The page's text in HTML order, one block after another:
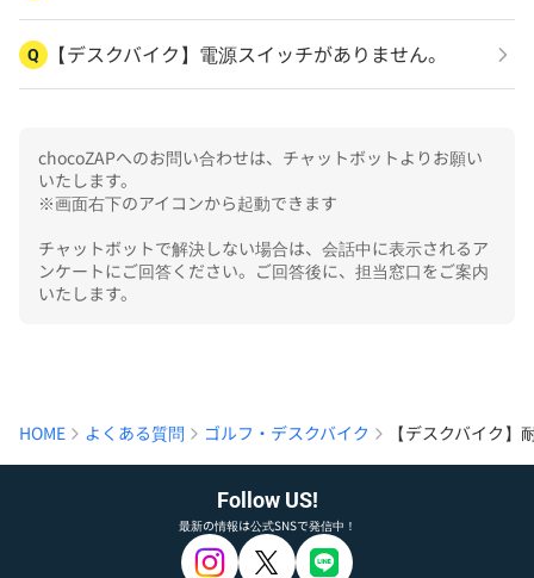
Q 【デスクバイク】電源スイッチがありません。
chocoZAPへのお問い合わせは、チャットボットよりお願い
いたします。
※画面右下のアイコンから起動できます
チャットボットで解決しない場合は、会話中に表示されるア
ンケートにご回答ください。ご回答後に、担当窓口をご案内
いたします。
HOME よくある質問 ゴルフ・デスクバイク 【デスクバイク】
Follow US!
最新の情報は公式SNSで発信中！